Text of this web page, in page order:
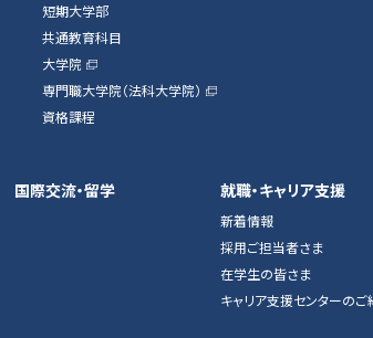
短期大学部
共通教育科目
大学院
専門職大学院（法科大学院）
資格課程
国際交流・留学 就職・キャリア支援
新着情報
採用ご担当者さま
在学生の皆さま
キャリア支援センターのご